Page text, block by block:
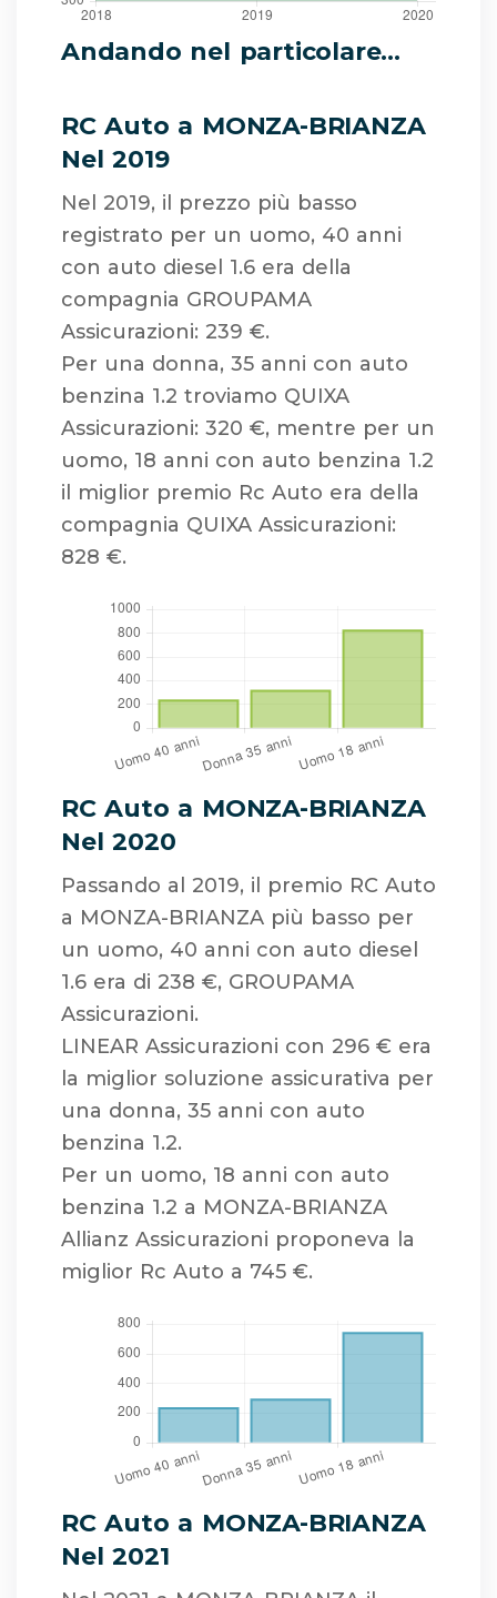
Andando nel particolare...
RC Auto a MONZA-BRIANZA
Nel 2019
Nel 2019, il prezzo più basso
registrato per un uomo, 40 anni
con auto diesel 1.6 era della
compagnia GROUPAMA
Assicurazioni: 239 €.
Per una donna, 35 anni con auto
benzina 1.2 troviamo QUIXA
Assicurazioni: 320 €, mentre per un
uomo, 18 anni con auto benzina 1.2
il miglior premio Rc Auto era della
compagnia QUIXA Assicurazioni:
828 €.
RC Auto a MONZA-BRIANZA
Nel 2020
Passando al 2019, il premio RC Auto
a MONZA-BRIANZA più basso per
un uomo, 40 anni con auto diesel
1.6 era di 238 €, GROUPAMA
Assicurazioni.
LINEAR Assicurazioni con 296 € era
la miglior soluzione assicurativa per
una donna, 35 anni con auto
benzina 1.2.
Per un uomo, 18 anni con auto
benzina 1.2 a MONZA-BRIANZA
Allianz Assicurazioni proponeva la
miglior Rc Auto a 745 €.
RC Auto a MONZA-BRIANZA
Nel 2021